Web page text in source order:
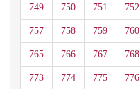
749 750 751 752
757 758 759 760
765 766 767 768
773 774 775 776